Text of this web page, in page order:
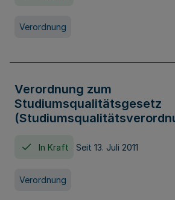
Verordnung
Verordnung zum
Studiumsqualitätsgesetz
In Kraft Seit 13. Juli 2011
Verordnung